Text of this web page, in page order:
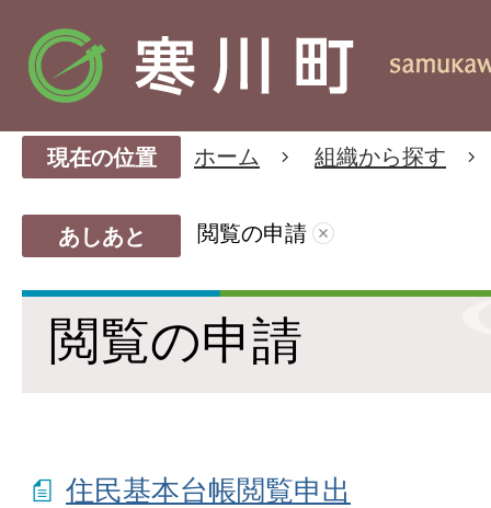
現在の位置 ホーム 組織から探す
あしあと 閲覧の申請
閲覧の申請
住民基本台帳閲覧申出